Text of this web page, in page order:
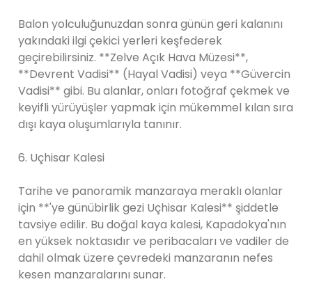
Balon yolculuğunuzdan sonra günün geri kalanını
yakındaki ilgi çekici yerleri keşfederek
geçirebilirsiniz. **Zelve Açık Hava Müzesi**,
**Devrent Vadisi** (Hayal Vadisi) veya **Güvercin
Vadisi** gibi. Bu alanlar, onları fotoğraf çekmek ve
keyifli yürüyüşler yapmak için mükemmel kılan sıra
dışı kaya oluşumlarıyla tanınır.
6. Uçhisar Kalesi
Tarihe ve panoramik manzaraya meraklı olanlar
için **'ye günübirlik gezi Uçhisar Kalesi** şiddetle
tavsiye edilir. Bu doğal kaya kalesi, Kapadokya'nın
en yüksek noktasıdır ve peribacaları ve vadiler de
dahil olmak üzere çevredeki manzaranın nefes
kesen manzaralarını sunar.